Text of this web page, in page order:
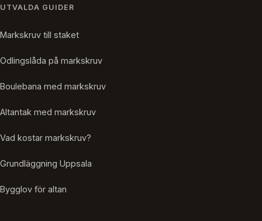
UTVALDA GUIDER
Markskruv till staket
Odlingslåda på markskruv
Boulebana med markskruv
Altantak med markskruv
Vad kostar markskruv?
Grundläggning Uppsala
Bygglov för altan